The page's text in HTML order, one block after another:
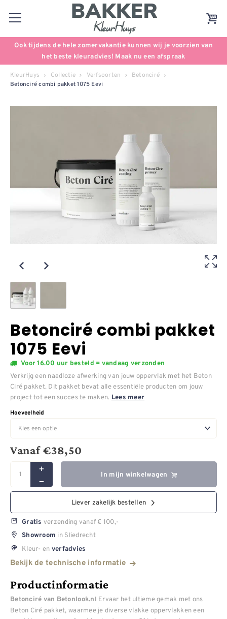
Ook tijdens de hele zomervakantie kunnen wij je voorzien van
het beste kleuradvies! Maak nu een afspraak
KleurHuys Collectie Verfsoorten Betonciré
Betonciré combi pakket 1075 Eevi
Betonciré combi pakket
1075 Eevi
Voor 16.00 uur besteld = vandaag verzonden
Verkrijg een naadloze afwerking van jouw oppervlak met het Beton
Ciré pakket. Dit pakket bevat alle essentiële producten om jouw
project tot een succes te maken. Lees meer
Hoeveelheid
Vanaf€38,50
In mijn winkelwagen
Liever zakelijk bestellen
Gratis verzending vanaf € 100,-
Showroom in Sliedrecht
Kleur- en verfadvies
Bekijk de technische informatie
Productinformatie
Betonciré van Betonlook.nl Ervaar het ultieme gemak met ons
Beton Ciré pakket, waarmee je diverse vlakke oppervlakken een